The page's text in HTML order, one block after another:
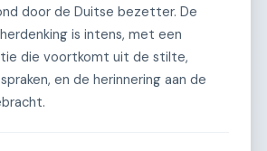
door de Duitse bezetter. De
is intens, met een
die voortkomt uit de stilte,
en de herinnering aan de